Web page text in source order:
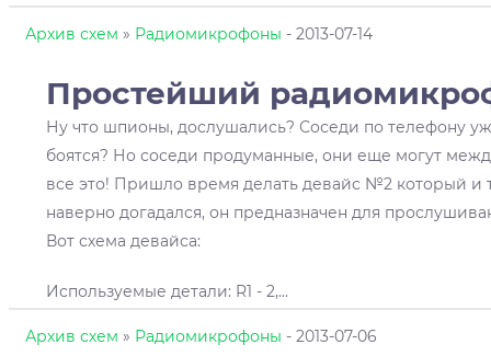
Архив схем » Радиомикрофоны - 2013-07-14
Простейший
Ну что шпионы, дослушались? Соседи по телефону
боятся? Но соседи продуманные, они еще могут
все это! Пришло время делать девайс №2 который и
наверно догадался, он предназначен для
Вот схема девайса:
Используемые детали: R1 - 2,...
Архив схем » Радиомикрофоны - 2013-07-06